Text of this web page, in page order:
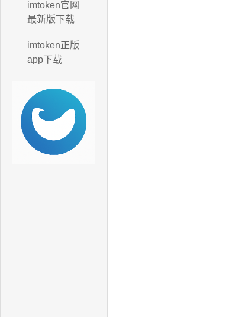
imtoken官网
最新版下载
imtoken正版
app下载